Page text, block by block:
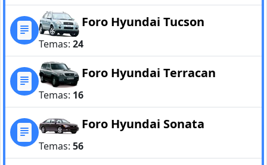
Foro Hyundai Tucson
Temas: 24
Foro Hyundai Terracan
Temas: 16
Foro Hyundai Sonata
Temas: 56